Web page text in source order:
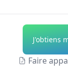
Murs
J'obtiens
Faire